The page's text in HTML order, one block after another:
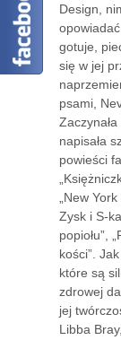
Design,
gotuje,
się w jej
psami,
napisała
powieści
„New
Zysk i S-
popiołu”,
kości”.
które są
zdrowej
jej
Libba